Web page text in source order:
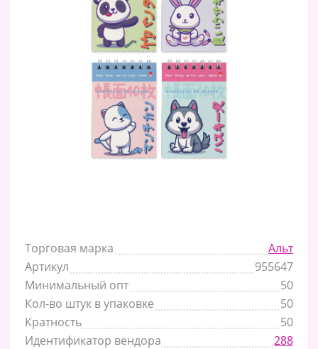
Торговая марка
Альт
Артикул
955647
Минимальный опт
50
Кол-во штук в упаковке
50
Кратность
50
Идентификатор вендора
288